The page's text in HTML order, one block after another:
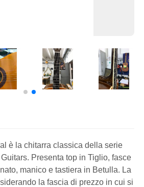
è la chitarra classica della serie
Presenta top in Tiglio, fasce
manico e tastiera in Betulla. La
la fascia di prezzo in cui si